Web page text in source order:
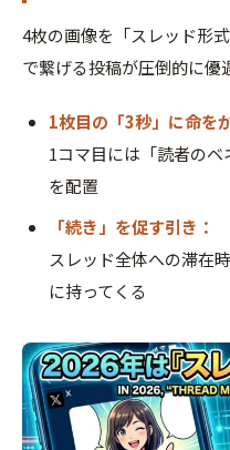
4枚の画像を「スレッド形式
で繋げる投稿が圧倒的に優
1枚目の「3秒」に命を
1コマ目には「読者のベ
を配置
「続き」を促す引き：
スレッド全体への滞在
に持ってくる